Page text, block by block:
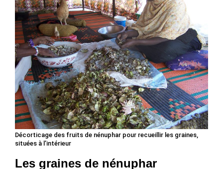
Décorticage des fruits de nénuphar pour recueillir les graines,
situées à l’intérieur
Les graines de nénuphar